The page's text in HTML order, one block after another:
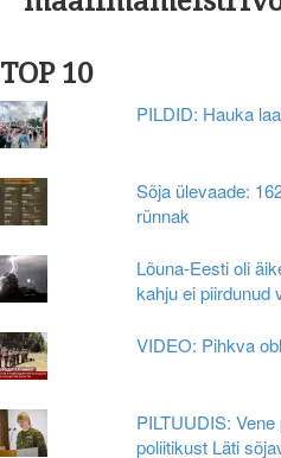
TOP 10
PILDID: Hauka
Sõja ülevaade:
rünnak
Lõuna-Eesti oli
kahju ei piirdunud
VIDEO: Pihkva
PILTUUDIS:
poliitikust Läti